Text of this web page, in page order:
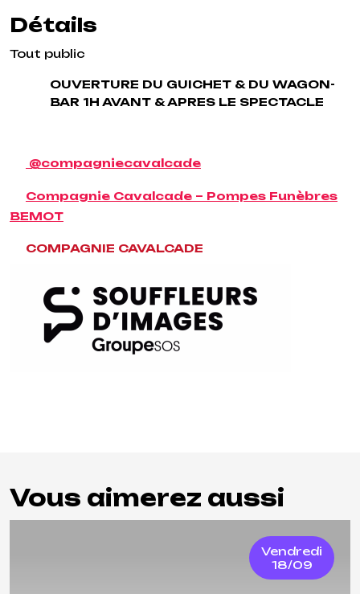
Détails
Tout public
OUVERTURE DU GUICHET & DU WAGON-
BAR 1H AVANT & APRES LE SPECTACLE
@compagniecavalcade
Compagnie Cavalcade – Pompes Funèbres
BEMOT
COMPAGNIE CAVALCADE
Vous aimerez aussi
Vendredi
18/09